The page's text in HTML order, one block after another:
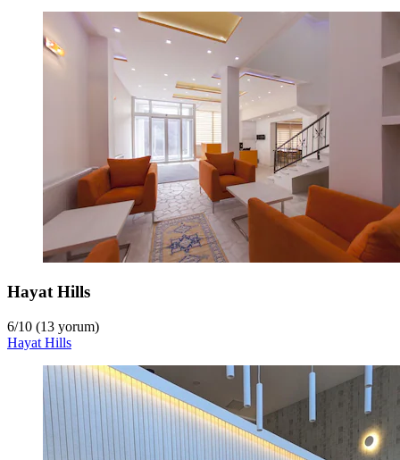
Hayat Hills
6/10 (13 yorum)
Hayat Hills